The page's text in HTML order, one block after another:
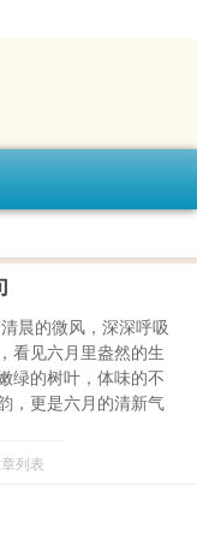
晨的微风，深深呼吸
看见六月里盎然的生
绿的树叶，体味的不
，更是六月的清新气
列表